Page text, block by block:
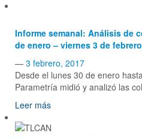
Informe semanal: Análisis de
de enero – viernes 3 de
— 3 febrero, 2017
Desde el lunes 30 de enero
Parametría midió y analizó las
Leer más